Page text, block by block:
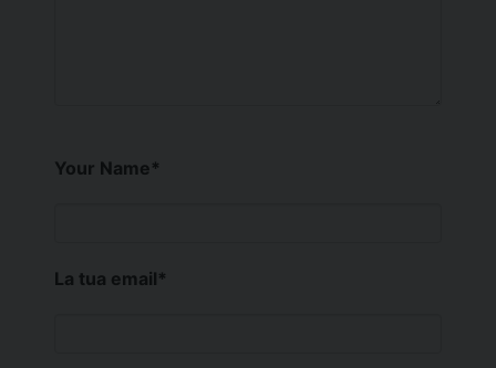
Your Name*
La tua email*